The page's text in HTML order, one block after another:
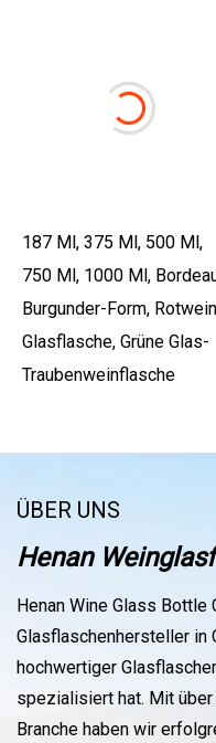
187 Ml, 375 Ml, 500 Ml,
750 Ml, 1000 Ml,
Burgunder-Form,
Glasflasche, Grüne Glas-
Traubenweinflasche
ÜBER UNS
Henan
Henan Wine Glass
Glasflaschenhersteller in
hochwertiger
spezialisiert hat. Mit über
Branche haben wir